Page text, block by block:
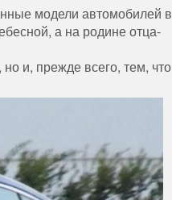
модели автомобилей в
а на родине отца-
и, прежде всего, тем, что